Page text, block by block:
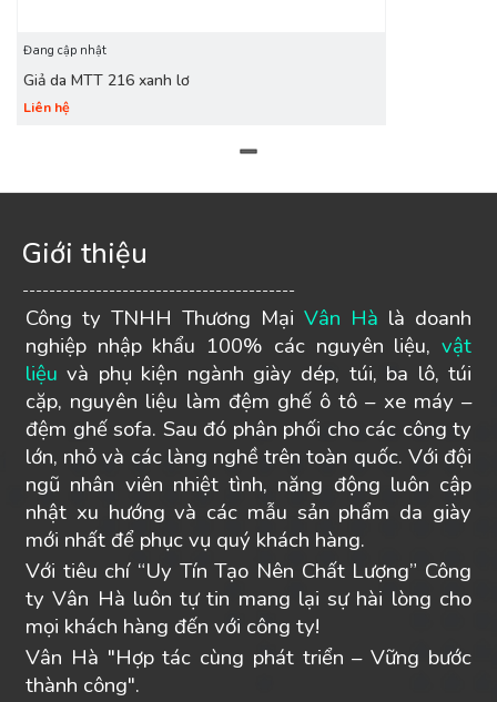
Đang cập nhật
Giả da MTT 216 xanh lơ
Liên hệ
Giới thiệu
-----------------------------------------
Công ty TNHH Thương Mại Vân Hà là doanh
nghiệp nhập khẩu 100% các nguyên liệu, vật
liệu và phụ kiện ngành giày dép, túi, ba lô, túi
cặp, nguyên liệu làm đệm ghế ô tô – xe máy –
đệm ghế sofa. Sau đó phân phối cho các công ty
lớn, nhỏ và các làng nghề trên toàn quốc. Với đội
ngũ nhân viên nhiệt tình, năng động luôn cập
nhật xu hướng và các mẫu sản phẩm da giày
mới nhất để phục vụ quý khách hàng.
Với tiêu chí “Uy Tín Tạo Nên Chất Lượng” Công
ty Vân Hà luôn tự tin mang lại sự hài lòng cho
mọi khách hàng đến với công ty!
Vân Hà "Hợp tác cùng phát triển – Vững bước
thành công".